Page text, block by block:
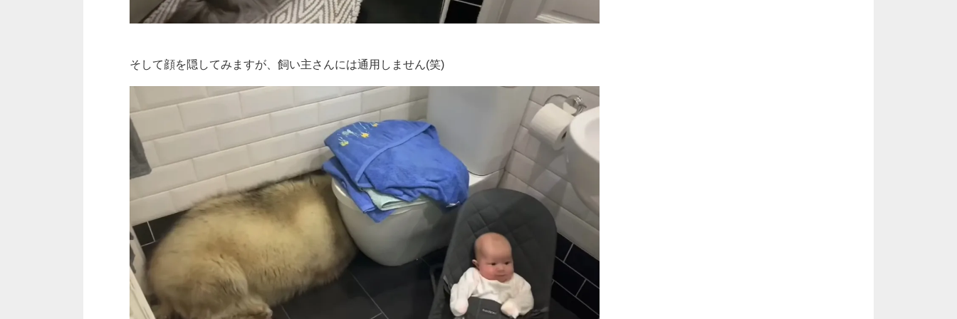
そして顔を隠してみますが、飼い主さんには通用しません(笑)